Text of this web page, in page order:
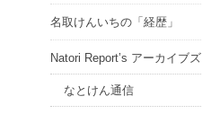
名取けんいちの「経歴」
Natori Report’s アーカイブズ
なとけん通信